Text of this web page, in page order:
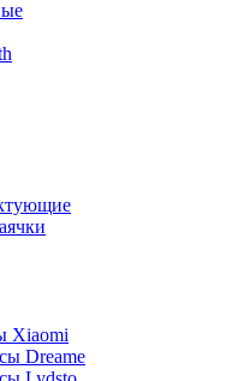
Xiaomi
Dreame